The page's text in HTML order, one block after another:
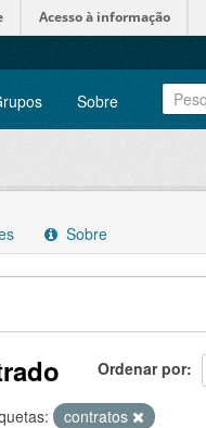
Acesso à informação
Sobre
Sobre
Ordenar por
contratos